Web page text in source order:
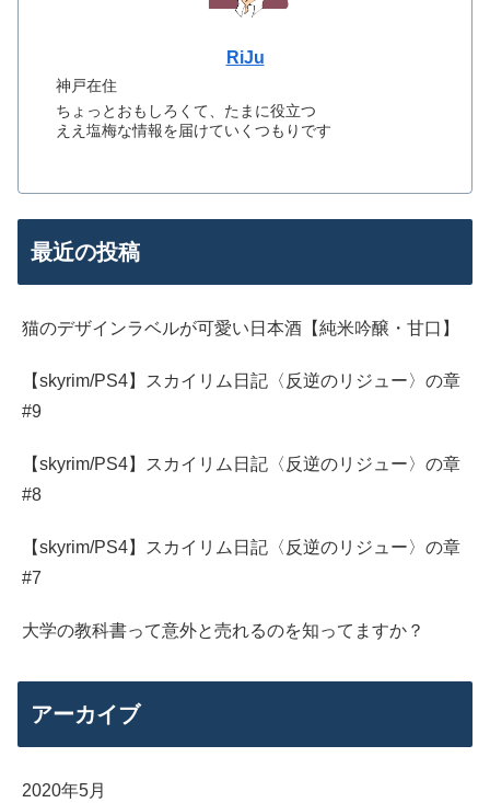
RiJu
神戸在住
ちょっとおもしろくて、たまに役立つ
ええ塩梅な情報を届けていくつもりです
最近の投稿
猫のデザインラベルが可愛い日本酒【純米吟醸・甘口】
【skyrim/PS4】スカイリム日記〈反逆のリジュー〉の章
#9
【skyrim/PS4】スカイリム日記〈反逆のリジュー〉の章
#8
【skyrim/PS4】スカイリム日記〈反逆のリジュー〉の章
#7
大学の教科書って意外と売れるのを知ってますか？
アーカイブ
2020年5月